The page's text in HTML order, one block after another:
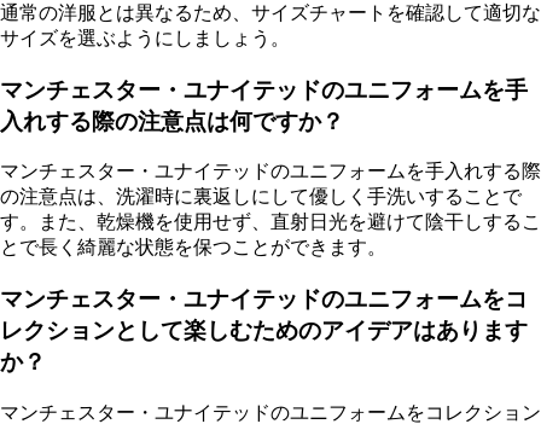
通常の洋服とは異なるため、サイズチャートを確認して適切な
サイズを選ぶようにしましょう。
マンチェスター・ユナイテッドのユニフォームを手
入れする際の注意点は何ですか？
マンチェスター・ユナイテッドのユニフォームを手入れする際
の注意点は、洗濯時に裏返しにして優しく手洗いすることで
す。また、乾燥機を使用せず、直射日光を避けて陰干しするこ
とで長く綺麗な状態を保つことができます。
マンチェスター・ユナイテッドのユニフォームをコ
レクションとして楽しむためのアイデアはあります
か？
マンチェスター・ユナイテッドのユニフォームをコレクション